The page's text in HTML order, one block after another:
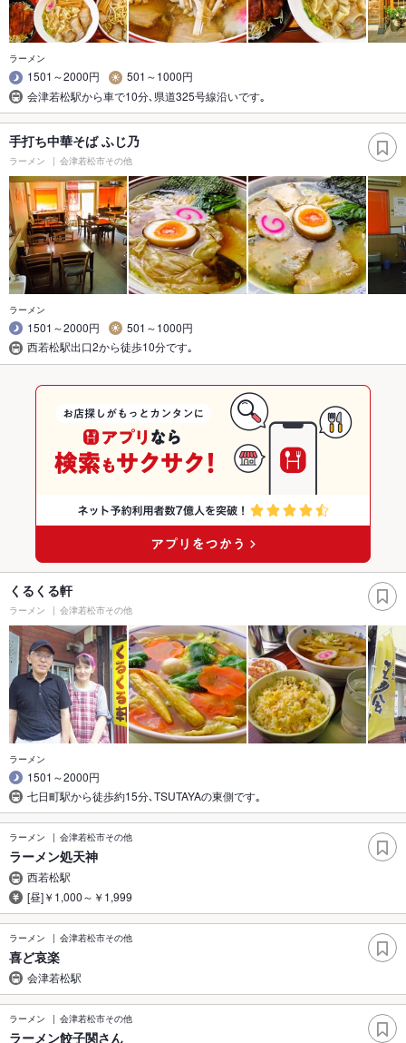
ラーメン
1501～2000円
501～1000円
会津若松駅から車で10分､県道325号線沿いです｡
手打ち中華そば ふじ乃
ラーメン 会津若松市その他
ラーメン
1501～2000円
501～1000円
西若松駅出口2から徒歩10分です｡
くるくる軒
ラーメン 会津若松市その他
ラーメン
1501～2000円
七日町駅から徒歩約15分､TSUTAYAの東側です｡
ラーメン 会津若松市その他
ラーメン処天神
西若松駅
[昼]￥1,000～￥1,999
ラーメン 会津若松市その他
喜ど哀楽
会津若松駅
ラーメン 会津若松市その他
ラーメン餃子関さん